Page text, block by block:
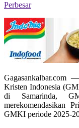
Perbesar
Gagasankalbar.com
Kristen Indonesia
di Samarinda,
merekomendasikan
GMKI periode 2025-